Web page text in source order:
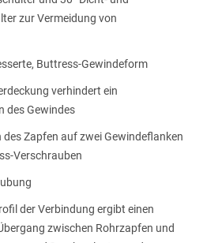
zur Vermeidung von
Buttress-Gewindeform
verhindert ein
des Gewindes
des Zapfen auf zwei Gewindeflanken
Verschrauben
der Verbindung ergibt einen
zwischen Rohrzapfen und